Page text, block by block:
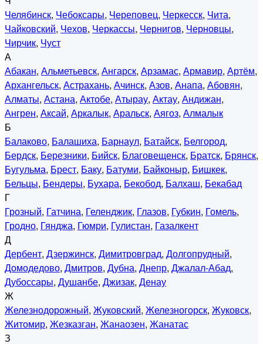
Челябинск, Чебоксары, Череповец, Черкесск, Чита,
Чайковский, Чехов, Черкассы, Чернигов, Черновцы,
Чирчик, Чуст
А
Абакан, Альметьевск, Ангарск, Арзамас, Армавир, Артём,
Архангельск, Астрахань, Ачинск, Азов, Анапа, Абовян,
Алматы, Астана, Актобе, Атырау, Актау, Андижан,
Ангрен, Аксай, Аркалык, Аральск, Аягоз, Алмалык
Б
Балаково, Балашиха, Барнаул, Батайск, Белгород,
Бердск, Березники, Бийск, Благовещенск, Братск, Брянск,
Бугульма, Брест, Баку, Батуми, Байконыр, Бишкек,
Бельцы, Бендеры, Бухара, Бекобод, Балхаш, Бекабад
Г
Грозный, Гатчина, Геленджик, Глазов, Губкин, Гомель,
Гродно, Гянджа, Гюмри, Гулистан, Газалкент
Д
Дербент, Дзержинск, Димитровград, Долгопрудный,
Домодедово, Дмитров, Дубна, Днепр, Джалал-Абад,
Дубоссары, Душанбе, Джизак, Денау
Ж
Железнодорожный, Жуковский, Железногорск, Жуковск,
Житомир, Жезказган, Жанаозен, Жанатас
З